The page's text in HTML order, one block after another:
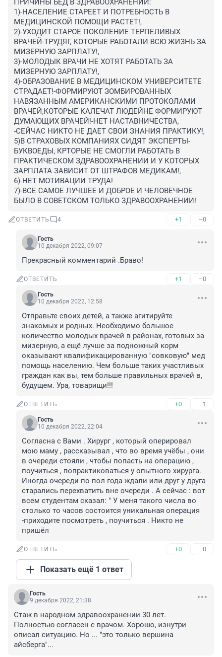
ПРИЧИНЫ БЕД В ЗДРАВООХРАНЕНИИ:
1)-НАСЕЛЕНИЕ СТАРЕЕТ И ПОТРЕБНОСТЬ В
МЕДИЦИНСКОЙ ПОМОЩИ РАСТЕТ!,
2)-УХОДИТ СТАРОЕ ПОКОЛЕНИЕ ТЕРПЕЛИВЫХ
ВРАЧЕЙ-ТРУДЯГ, КОТОРЫЕ РАБОТАЛИ ВСЮ ЖИЗНЬ ЗА
МИЗЕРНУЮ ЗАРПЛАТУ!,
3)-МОЛОДЫК ВРАЧИ НЕ ХОТЯТ РАБОТАТЬ ЗА
МИЗЕРНУЮ ЗАРПЛАТУ!,
4)-ОБРАЗОВАНИЕ В МЕДИЦИНСКОМ УНИВЕРСИТЕТЕ
СТРАДАЕТ!-ФОРМИРУЮТ ЗОМБИРОВАННЫХ
НАВЯЗАННЫМ АМЕРИКАНСКИМИ ПРОТОКОЛАМИ
ВРАЧЕЙ,КОТОРЫЕ КАЛЕЧАТ ЛЮДЕЙНЕ ФОРМИРУЮТ
ДУМАЮЩИХ ВРАЧЕЙ!-НЕТ НАСТАВНИЧЕСТВА,
-СЕЙЧАС НИКТО НЕ ДАЕТ СВОИ ЗНАНИЯ ПРАКТИКУ!,
5)В СТРАХОВЫХ КОМПАНИЯХ СИДЯТ ЭКСПЕРТЫ-
БУКВОЕДЫ, КРТОРЫЕ НЕ СМОГЛИ РАБОТАТЬ В
ПРАКТИЧЕСКОМ ЗДРАВООХРАНЕНИИ И У КОТОРЫХ
ЗАРПЛАТА ЗАВИСИТ ОТ ШТРАФОВ МЕДИКАМ!,
6)-НЕТ МОТИВАЦИИ ТРУДА!
7)-ВСЕ САМОЕ ЛУЧШЕЕ И ДОБРОЕ И ЧЕЛОВЕЧНОЕ
БЫЛО В СОВЕТСКОМ ТОЛЬКО ЗДРАВООХРАНЕНИИ!
ОТВЕТИТЬ 4 +1 –0
Гость
10 декабря 2022, 09:07
Прекрасный комментарий .Браво!
ОТВЕТИТЬ +1 –0
Гость
10 декабря 2022, 12:58
Отправьте своих детей, а также агитируйте
знакомых и родных. Необходимо большое
количество молодых врачей в районах, готовых за
мизерную, а ещё лучше за подножный корм
оказывают квалификацированную "совковую" мед
помощь населению. Чем больше таких участливых
граждан как вы, тем больше правильных врачей в,
будущем. Ура, товарищи!!!
ОТВЕТИТЬ +0 –1
Гость
10 декабря 2022, 22:04
Согласна с Вами . Хирург , который оперировал
мою маму , рассказывал , что во время учёбы , они
в очереди стояли , чтобы попасть на операцию ,
поучиться , попрактиковаться у опытного хирурга.
Иногда очереди по пол года ждали или друг у друга
старались перехватить вне очереди . А сейчас : вот
всем студентам сказал: " У меня такого числа во
столько то часов состоится уникальная операция
-приходите посмотреть , поучиться . Никто не
пришёл
ОТВЕТИТЬ +0 –0
Показать ещё 1 ответ
Гость
9 декабря 2022, 21:38
Стаж в народном здравоохранении 30 лет.
Полностью согласен с врачом. Хорошо, изнутри
описал ситуацию. Но ... "это только вершина
айсберга"...